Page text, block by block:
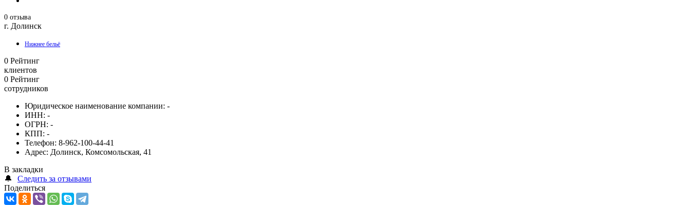
0 отзыва
г. Долинск
Нижнее бельё
0 Рейтинг
клиентов
0 Рейтинг
сотрудников
Юридическое наименование компании: -
ИНН: -
ОГРН: -
КПП: -
Телефон: 8-962-100-44-41
Адрес: Долинск, Комсомольская, 41
В закладки
🔔
Следить за отзывами
Поделиться